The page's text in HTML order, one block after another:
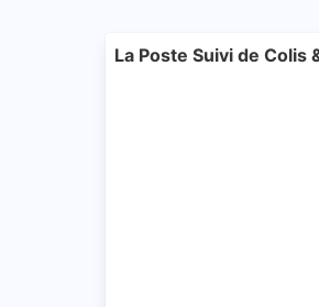
La Poste Suivi de Colis